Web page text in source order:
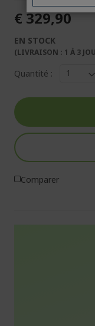
€ 329,90
EN STOCK
(LIVRAISON : 1 À 3
Quantité :
Comparer